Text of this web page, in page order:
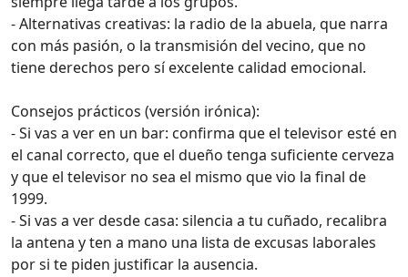
- Alternativas creativas: la radio de la abuela, que narra
con más pasión, o la transmisión del vecino, que no
tiene derechos pero sí excelente calidad emocional.
Consejos prácticos (versión irónica):
- Si vas a ver en un bar: confirma que el televisor esté en
el canal correcto, que el dueño tenga suficiente cerveza
y que el televisor no sea el mismo que vio la final de
1999.
- Si vas a ver desde casa: silencia a tu cuñado, recalibra
la antena y ten a mano una lista de excusas laborales
por si te piden justificar la ausencia.